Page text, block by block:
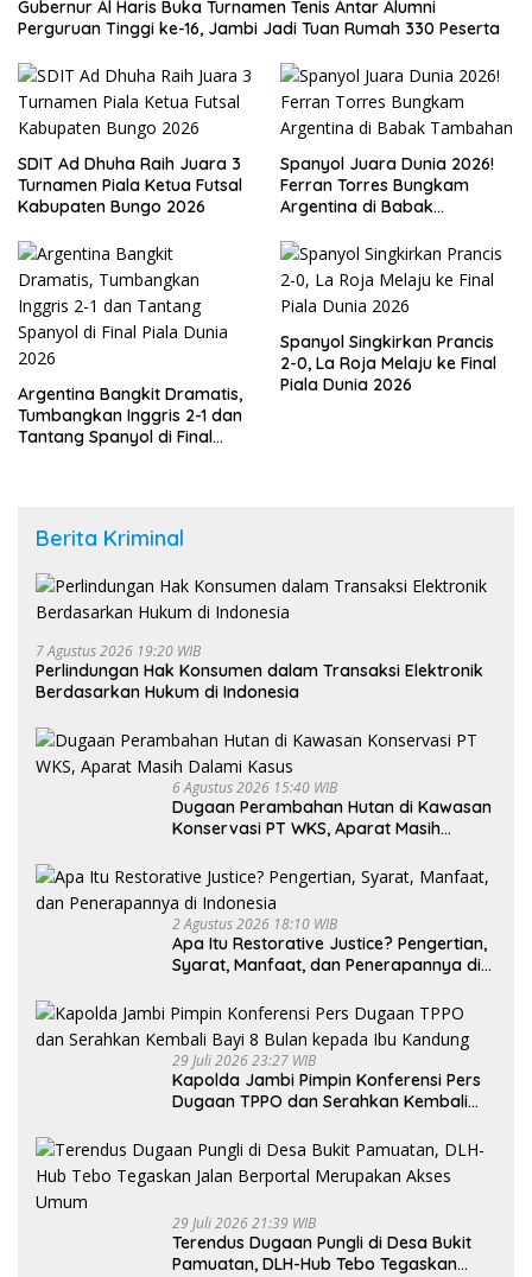
Gubernur Al Haris Buka Turnamen Tenis Antar Alumni
Perguruan Tinggi ke-16, Jambi Jadi Tuan Rumah 330 Peserta
SDIT Ad Dhuha Raih Juara 3
Turnamen Piala Ketua Futsal
Kabupaten Bungo 2026
Spanyol Juara Dunia 2026!
Ferran Torres Bungkam
Argentina di Babak
Argentina Bangkit Dramatis,
Tumbangkan Inggris 2-1 dan
Tantang Spanyol di Final
Spanyol Singkirkan Prancis
2-0, La Roja Melaju ke Final
Piala Dunia 2026
Berita Kriminal
7 Agustus 2026 19:20 WIB
Perlindungan Hak Konsumen dalam Transaksi Elektronik
Berdasarkan Hukum di Indonesia
6 Agustus 2026 15:40 WIB
Dugaan Perambahan Hutan di Kawasan
Konservasi PT WKS, Aparat Masih
2 Agustus 2026 18:10 WIB
Apa Itu Restorative Justice? Pengertian,
Syarat, Manfaat, dan Penerapannya di
29 Juli 2026 23:27 WIB
Kapolda Jambi Pimpin Konferensi Pers
Dugaan TPPO dan Serahkan Kembali
29 Juli 2026 21:39 WIB
Terendus Dugaan Pungli di Desa Bukit
Pamuatan, DLH-Hub Tebo Tegaskan